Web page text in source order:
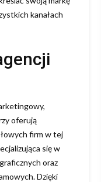
kanałach
oferują
firm w tej
się w
oraz
Dzięki